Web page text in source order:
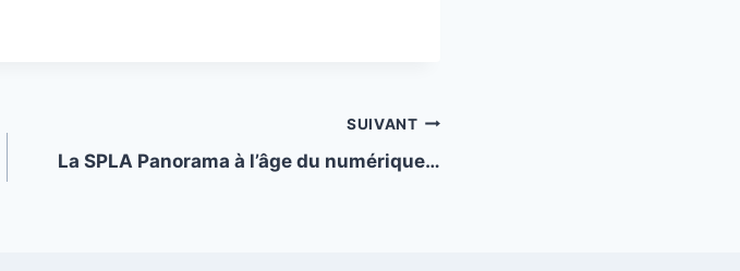
SUIVANT
La SPLA Panorama à l’âge du numérique…